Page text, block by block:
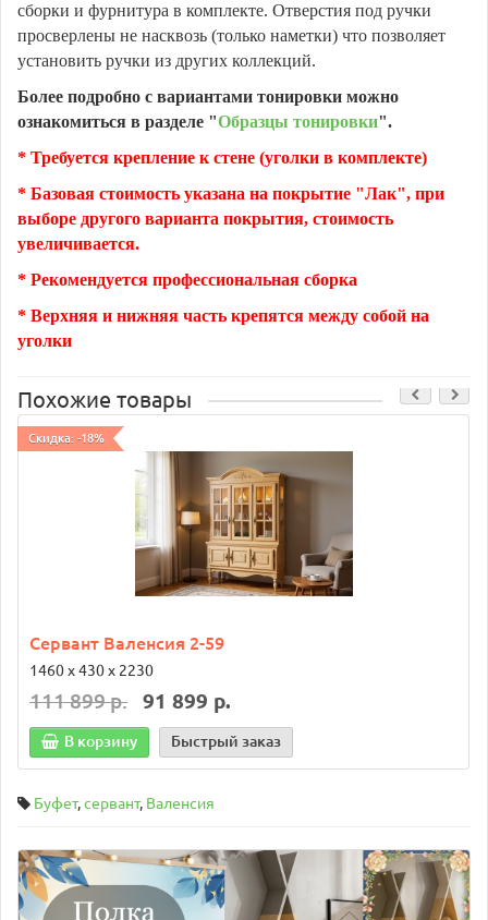
сборки и фурнитура в комплекте. Отверстия под ручки
просверлены не насквозь (только наметки) что позволяет
установить ручки из других коллекций.
Более подробно с вариантами тонировки можно
ознакомиться в разделе "Образцы тонировки".
* Требуется крепление к стене (уголки в комплекте)
* Базовая стоимость указана на покрытие "Лак", при
выборе другого варианта покрытия, стоимость
увеличивается.
* Рекомендуется профессиональная сборка
* Верхняя и нижняя часть крепятся между собой на
уголки
Похожие товары
Скидка: -18%
Сервант Валенсия 2-59
1460 х 430 х 2230
111 899 р. 91 899 р.
В корзину Быстрый заказ
Буфет,сервант, Валенсия